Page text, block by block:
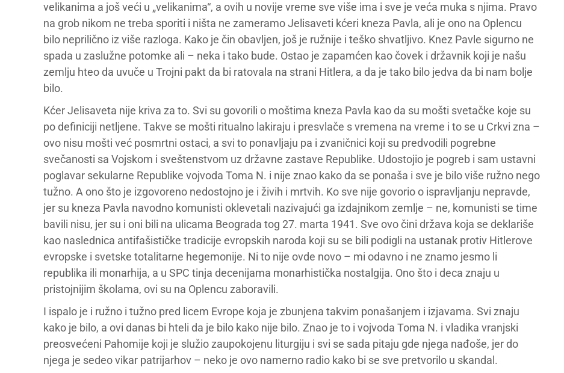
velikanima a još veći u „velikanima“, a ovih u novije vreme sve više ima i sve je veća muka s njima. Pravo
na grob nikom ne treba sporiti i ništa ne zameramo Jelisaveti kćeri kneza Pavla, ali je ono na Oplencu
bilo neprilično iz više razloga. Kako je čin obavljen, još je ružnije i teško shvatljivo. Knez Pavle sigurno ne
spada u zaslužne potomke ali – neka i tako bude. Ostao je zapamćen kao čovek i državnik koji je našu
zemlju hteo da uvuče u Trojni pakt da bi ratovala na strani Hitlera, a da je tako bilo jedva da bi nam bolje
bilo.
Kćer Jelisaveta nije kriva za to. Svi su govorili o moštima kneza Pavla kao da su mošti svetačke koje su
po definiciji netljene. Takve se mošti ritualno lakiraju i presvlače s vremena na vreme i to se u Crkvi zna –
ovo nisu mošti već posmrtni ostaci, a svi to ponavljaju pa i zvaničnici koji su predvodili pogrebne
svečanosti sa Vojskom i sveštenstvom uz državne zastave Republike. Udostojio je pogreb i sam ustavni
poglavar sekularne Republike vojvoda Toma N. i nije znao kako da se ponaša i sve je bilo više ružno nego
tužno. A ono što je izgovoreno nedostojno je i živih i mrtvih. Ko sve nije govorio o ispravljanju nepravde,
jer su kneza Pavla navodno komunisti oklevetali nazivajući ga izdajnikom zemlje – ne, komunisti se time
bavili nisu, jer su i oni bili na ulicama Beograda tog 27. marta 1941. Sve ovo čini država koja se deklariše
kao naslednica antifašističke tradicije evropskih naroda koji su se bili podigli na ustanak protiv Hitlerove
evropske i svetske totalitarne hegemonije. Ni to nije ovde novo – mi odavno i ne znamo jesmo li
republika ili monarhija, a u SPC tinja decenijama monarhistička nostalgija. Ono što i deca znaju u
pristojnijim školama, ovi su na Oplencu zaboravili.
I ispalo je i ružno i tužno pred licem Evrope koja je zbunjena takvim ponašanjem i izjavama. Svi znaju
kako je bilo, a ovi danas bi hteli da je bilo kako nije bilo. Znao je to i vojvoda Toma N. i vladika vranjski
preosvećeni Pahomije koji je služio zaupokojenu liturgiju i svi se sada pitaju gde njega nađoše, jer do
njega je sedeo vikar patrijarhov – neko je ovo namerno radio kako bi se sve pretvorilo u skandal.